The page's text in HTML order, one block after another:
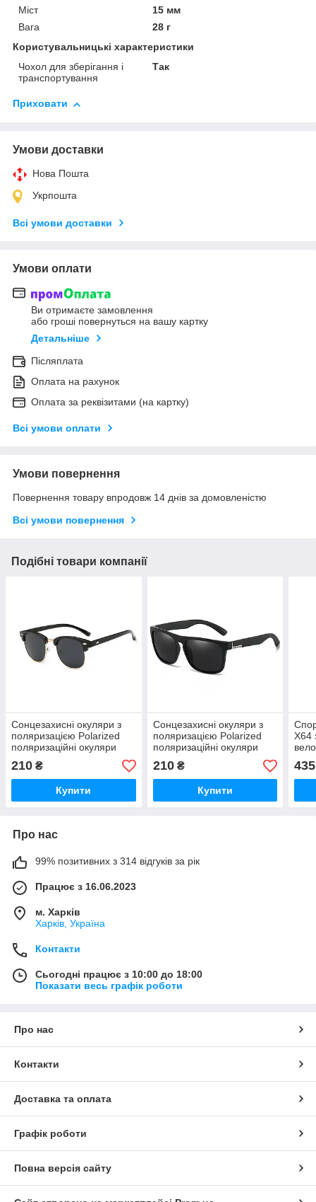
Міст
15 мм
Вага
28 г
Користувальницькі характеристики
Чохол для зберігання і
транспортування
Так
Приховати
Умови доставки
Нова Пошта
Укрпошта
Всі умови доставки
Умови оплати
Ви отримаєте замовлення
або гроші повернуться на вашу картку
Детальніше
Післяплата
Оплата на рахунок
Оплата за реквізитами (на картку)
Всі умови оплати
Умови повернення
Повернення товару впродовж 14 днів за домовленістю
Всі умови повернення
Подібні товари компанії
Сонцезахисні окуляри з
поляризацією Polarized
поляризаційні окуляри
модель 2023
210 ₴
Купити
Сонцезахисні окуляри з
поляризацією Polarized
поляризаційні окуляри
210₴
Купити
X64
435
Про нас
99% позитивних з 314 відгуків за рік
Працює з 16.06.2023
м. Харків
Харків, Україна
Контакти
Сьогодні працює з 10:00 до 18:00
Показати весь графік роботи
Про нас
Контакти
Доставка та оплата
Графік роботи
Повна версія сайту